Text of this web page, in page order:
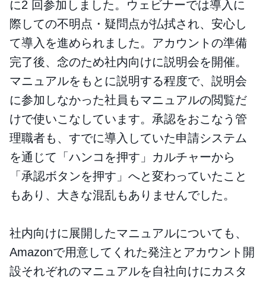
に2 回参加しました。ウェビナーでは導入に
際しての不明点・疑問点が払拭され、安心し
て導入を進められました。アカウントの準備
完了後、念のため社内向けに説明会を開催。
マニュアルをもとに説明する程度で、説明会
に参加しなかった社員もマニュアルの閲覧だ
けで使いこなしています。承認をおこなう管
理職者も、すでに導入していた申請システム
を通じて「ハンコを押す」カルチャーから
「承認ボタンを押す」へと変わっていたこと
もあり、大きな混乱もありませんでした。
社内向けに展開したマニュアルについても、
Amazonで用意してくれた発注とアカウント開
設それぞれのマニュアルを自社向けにカスタ